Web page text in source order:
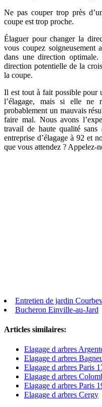
Ne pas couper trop près
coupe est trop proche.
Élaguer pour changer la
vous coupez
dans une direction
direction potentielle de la
la coupe.
Il est tout à fait possible pour
l’élagage, mais si elle ne
probablement un mauvais
faire mal. Nous avons
travail de haute qualité
entreprise d’élagage à 92 et
que vous attendez ? Appelez-
Entretien de jardin
Bucheron Einville-au-Jard
Articles similaires:
Elagage d arbres
Elagage d arbres
Elagage d arbres Paris
Elagage d arbres
Elagage d arbres Paris
Elagage d arbres Cergy